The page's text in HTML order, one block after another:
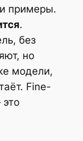
примеры.
.
без
но
модели,
Fine-